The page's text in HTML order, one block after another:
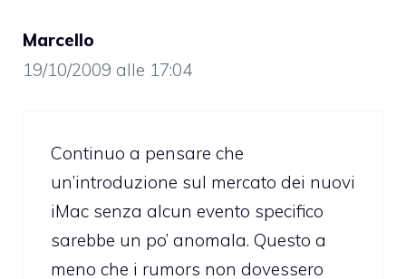
Marcello
19/10/2009 alle 17:04
Continuo a pensare che
un’introduzione sul mercato dei nuovi
iMac senza alcun evento specifico
sarebbe un po’ anomala. Questo a
meno che i rumors non dovessero